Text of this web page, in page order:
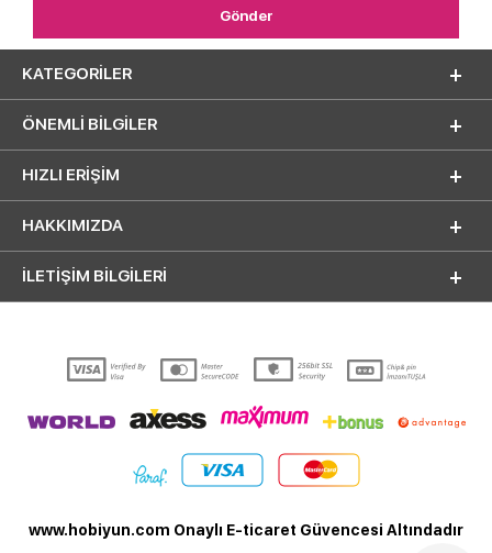
KATEGORILER
ÖNEMLI BILGILER
HIZLI ERIŞIM
HAKKIMIZDA
İLETİŞİM BİLGİLERİ
www.hobiyun.com Onaylı E-ticaret Güvencesi Altındadır